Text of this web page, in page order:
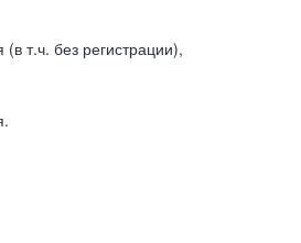
т.ч. без регистрации),